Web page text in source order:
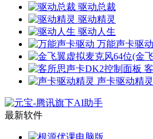
驱动总裁
驱动精灵
驱动人生
万能声卡驱动
声卡驱动精灵
最新软件